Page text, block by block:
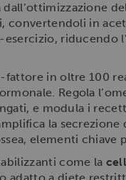
dall’ottimizzazione
convertendoli in
esercizio,
fattore in oltre 100
Regola
e modula i
la
elementi chiave
come la